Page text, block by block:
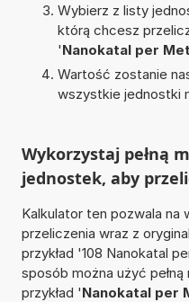
Wybierz z listy
którą chcesz
'Nanokatal per
Wartość zostanie
wszystkie jednostki
Wykorzystaj pełną
jednostek, aby
Kalkulator ten pozwala
przeliczenia wraz z
przykład '108 Nanokatal
sposób można użyć
przykład 'Nanokatal per